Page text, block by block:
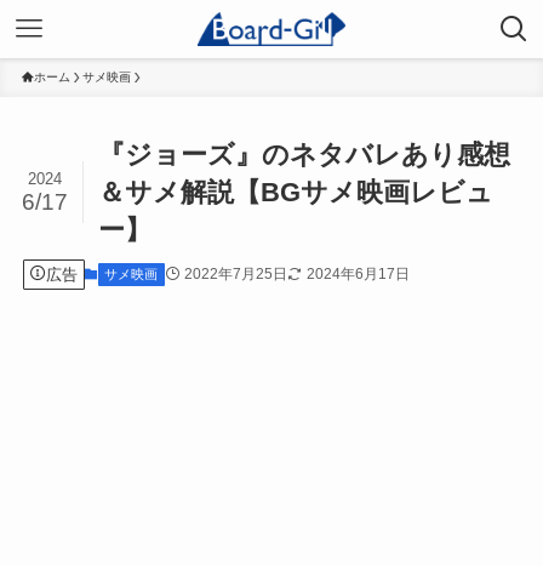
ホーム サメ映画
『ジョーズ』のネタバレあり感想
＆サメ解説【BGサメ映画レビュ
ー】
2024
6/17
広告 サメ映画 2022年7月25日 2024年6月17日